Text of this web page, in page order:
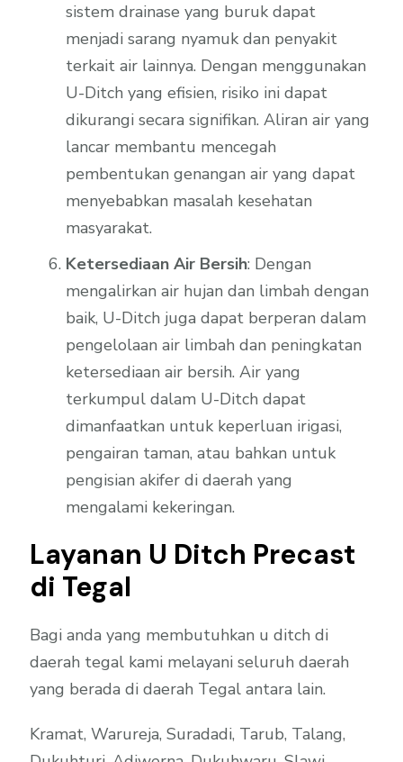
sistem drainase yang buruk dapat
menjadi sarang nyamuk dan penyakit
terkait air lainnya. Dengan menggunakan
U-Ditch yang efisien, risiko ini dapat
dikurangi secara signifikan. Aliran air yang
lancar membantu mencegah
pembentukan genangan air yang dapat
menyebabkan masalah kesehatan
masyarakat.
Ketersediaan Air Bersih: Dengan
mengalirkan air hujan dan limbah dengan
baik, U-Ditch juga dapat berperan dalam
pengelolaan air limbah dan peningkatan
ketersediaan air bersih. Air yang
terkumpul dalam U-Ditch dapat
dimanfaatkan untuk keperluan irigasi,
pengairan taman, atau bahkan untuk
pengisian akifer di daerah yang
mengalami kekeringan.
Layanan U Ditch Precast
di Tegal
Bagi anda yang membutuhkan u ditch di
daerah tegal kami melayani seluruh daerah
yang berada di daerah Tegal antara lain.
Kramat, Warureja, Suradadi, Tarub, Talang,